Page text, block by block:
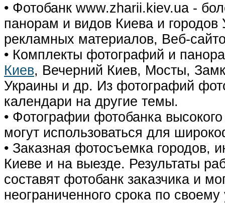
• Фотобанк www.zharii.kiev.ua -
панорам и видов Киева и городов
рекламных материалов, Веб-
• Комплекты фотографий и
Киев, Вечерний Киев, Мосты,
Украины и др. Из фотографий
календари на другие темы.
• Фотографии фотобанка
могут использоваться для
• Заказная фотосъемка городов,
Киеве и на выезде. Результаты
составят фотобанк заказчика и
неограниченного срока по